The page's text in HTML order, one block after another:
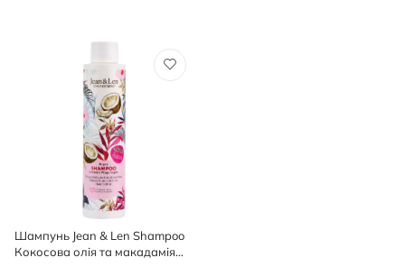
Шампунь Jean & Len Shampoo
Кокосова олія та макадамія